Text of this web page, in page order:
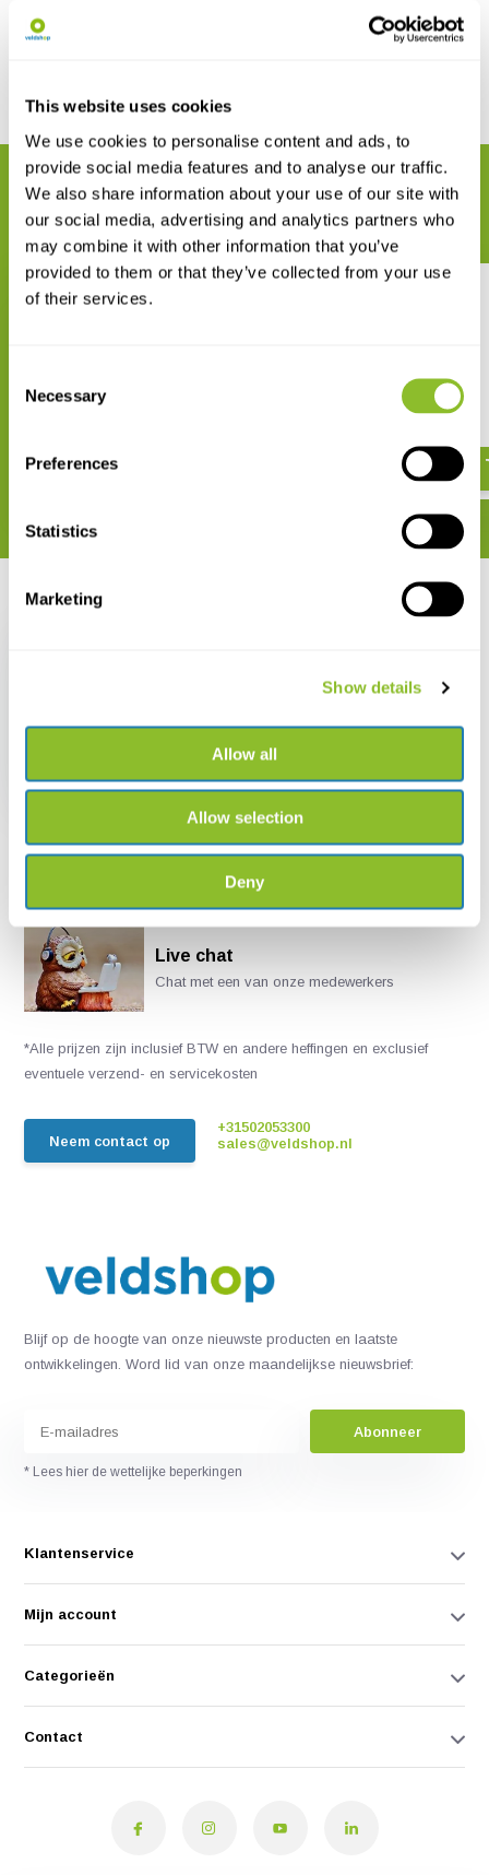
This website uses cookies
We use cookies to personalise content and ads, to
provide social media features and to analyse our traffic.
We also share information about your use of our site with
our social media, advertising and analytics partners who
may combine it with other information that you’ve
provided to them or that they’ve collected from your use
of their services.
Selection
Necessary
Preferences
Statistics
Marketing
Show details
Allow all
Allow selection
Deny
Reviews
Delen
GERELATEERDE PRODUCTEN
Maak uw bestelling compleet
De outdoorgids voor
Dwaalgids
Recent bekeken
€ 17,90
Live chat
Chat met een van onze medewerkers
*Alle prijzen zijn inclusief BTW en andere heffingen en exclusief
eventuele verzend- en servicekosten
Neem contact op
+31502053300
sales@veldshop.nl
Blijf op de hoogte van onze nieuwste producten en laatste
ontwikkelingen. Word lid van onze maandelijkse nieuwsbrief:
Abonneer
* Lees hier de wettelijke beperkingen
Klantenservice
Mijn account
Categorieën
Contact